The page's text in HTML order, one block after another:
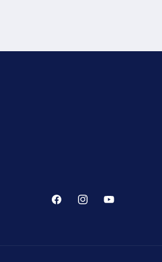
FacebookInstagramYouTube